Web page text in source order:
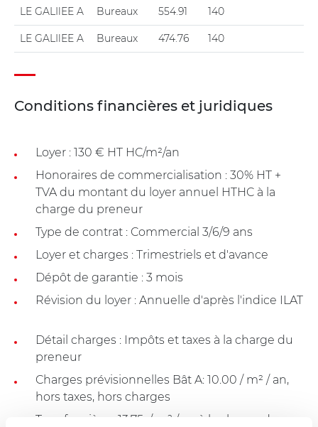
LE GALIlEE A Bureaux 554.91 140
LE GALIlEE A Bureaux 474.76 140
Conditions financières et juridiques
Loyer : 130 € HT HC/m²/an
Honoraires de commercialisation : 30% HT +
TVA du montant du loyer annuel HTHC à la
charge du preneur
Type de contrat : Commercial 3/6/9 ans
Loyer et charges : Trimestriels et d'avance
Dépôt de garantie : 3 mois
Révision du loyer : Annuelle d'après l'indice ILAT
Détail charges : Impôts et taxes à la charge du
preneur
Charges prévisionnelles Bât A: 10.00 / m² / an,
hors taxes, hors charges
Taxe foncière : 13.75  / m² / an à la charge du